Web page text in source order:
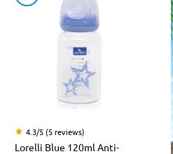
4.3/5 (5 reviews)
Lorelli Blue 120ml Anti-